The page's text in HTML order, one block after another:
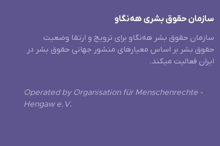
سازمان حقوق بشری هەنگاو
سازمان حقوق بشر هه‌نگاو برای ترویج و ارتقا وضعیت
حقوق بشر بر اساس معیارهای منشور جهانی حقوق بشر در
ایران فعالیت میکند.
Operated by Organisation für Menschenrechte -
Hengaw e.V.